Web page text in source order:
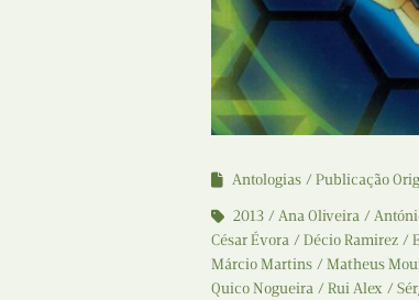
Antologias
Publicação
2013
Ana Oliveira
César Évora
Décio Ramirez
Márcio Martins
Matheus
Quico Nogueira
Rui Alex